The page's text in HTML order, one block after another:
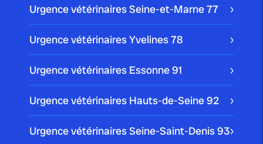
Urgence vétérinaires Seine-et-Marne77
Urgence vétérinaires Yvelines78
Urgence vétérinaires Essonne91
Urgence vétérinaires Hauts-de-Seine92
Urgence vétérinaires Seine-Saint-Denis93